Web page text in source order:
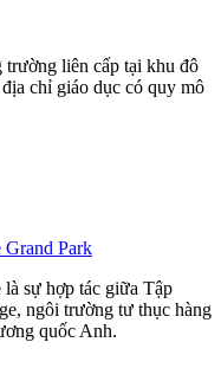
trường liên cấp tại khu đô
chỉ giáo dục có quy mô
Park
sự hợp tác giữa Tập
ngôi trường tư thục hàng
quốc Anh.